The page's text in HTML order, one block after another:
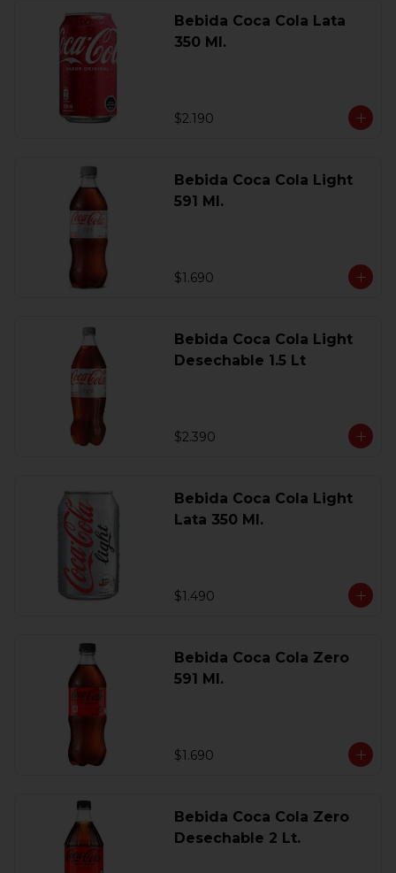
Bebida Coca Cola Lata
350 Ml.
$2.190
Bebida Coca Cola Light
591 Ml.
$1.690
Bebida Coca Cola Light
Desechable 1.5 Lt
$2.390
Bebida Coca Cola Light
Lata 350 Ml.
$1.490
Bebida Coca Cola Zero
591 Ml.
$1.690
Bebida Coca Cola Zero
Desechable 2 Lt.